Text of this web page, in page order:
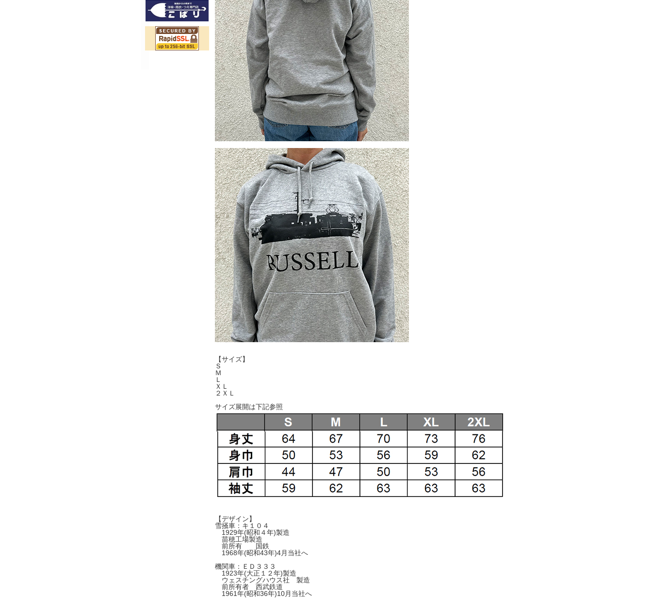
【サイズ】
Ｓ
Ｍ
Ｌ
ＸＬ
２ＸＬ
サイズ展開は下記参照
【デザイン】
雪掻車：キ１０４
1929年(昭和４年)製造
苗穂工場製造
前所有 国鉄
1968年(昭和43年)4月当社へ
機関車：ＥＤ３３３
1923年(大正１２年)製造
ウェスチングハウス社 製造
前所有者 西武鉄道
1961年(昭和36年)10月当社へ